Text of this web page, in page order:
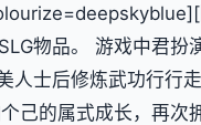
物品。 游戏中君扮
人士后修炼武功行行
己的属式成长，再次